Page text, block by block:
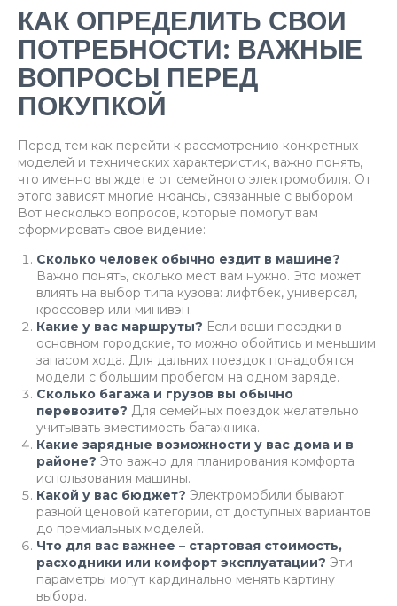
КАК ОПРЕДЕЛИТЬ СВОИ
ПОТРЕБНОСТИ: ВАЖНЫЕ
ВОПРОСЫ ПЕРЕД
ПОКУПКОЙ
Перед тем как перейти к рассмотрению конкретных
моделей и технических характеристик, важно понять,
что именно вы ждете от семейного электромобиля. От
этого зависят многие нюансы, связанные с выбором.
Вот несколько вопросов, которые помогут вам
сформировать свое видение:
Сколько человек обычно ездит в машине?
Важно понять, сколько мест вам нужно. Это может
влиять на выбор типа кузова: лифтбек, универсал,
кроссовер или минивэн.
Какие у вас маршруты? Если ваши поездки в
основном городские, то можно обойтись и меньшим
запасом хода. Для дальних поездок понадобятся
модели с большим пробегом на одном заряде.
Сколько багажа и грузов вы обычно
перевозите? Для семейных поездок желательно
учитывать вместимость багажника.
Какие зарядные возможности у вас дома и в
районе? Это важно для планирования комфорта
использования машины.
Какой у вас бюджет? Электромобили бывают
разной ценовой категории, от доступных вариантов
до премиальных моделей.
Что для вас важнее – стартовая стоимость,
расходники или комфорт эксплуатации? Эти
параметры могут кардинально менять картину
выбора.